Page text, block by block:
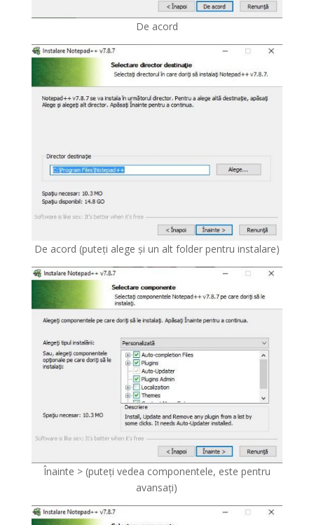
De acord
De acord (puteți alege și un alt folder pentru instalare)
Înainte > (puteți vedea componentele, este pentru
avansați)